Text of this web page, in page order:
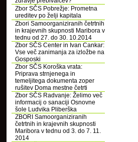
Zbor SČS Pobrežje: Prometna
ureditev po želji kapitala
Zbori Samoorganiziranih četrtnih
in krajevnih skupnosti Maribora v
tednu od 27. do 30. 10.2014
Zbor SČS Center in Ivan Cankar:
Vse več zanimanja za izložbe na
Gosposki
Zbor SČS Koroška vrata:
Priprava strnjenega in
temeljitega dokumenta zoper
rušitev Doma mestne četrti
Zbor SČS Radvanje: Želimo več
informacij o sanaciji Osnovne
šole Ludvika Pliberška
ZBORI Samoorganiziranih
četrtnih in krajevnih skupnosti
Maribora v tednu od 3. do 7. 11.
2014